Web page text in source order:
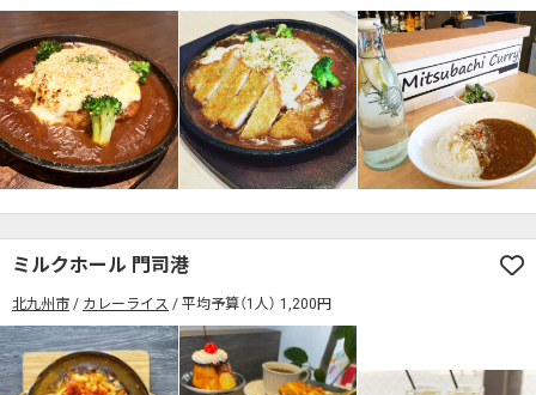
ミルクホール 門司港
北九州市 カレーライス 平均予算（1人） 1,200円